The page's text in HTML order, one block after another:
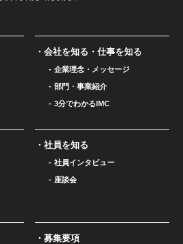
会社を知る・仕事を知る
企業理念・メッセージ
部門・事業紹介
3分でわかるIMC
社員を知る
社員インタビュー
座談会
募集要項